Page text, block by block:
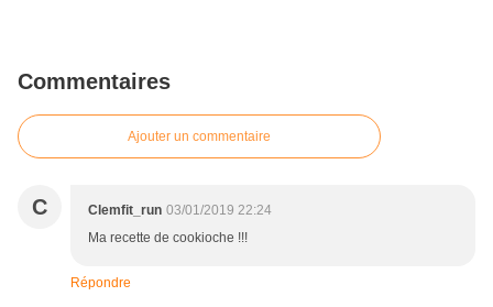
Commentaires
Ajouter un commentaire
C Clemfit_run 03/01/2019 22:24
Ma recette de cookioche !!!
Répondre